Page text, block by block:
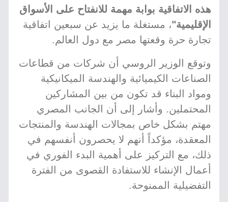
هذه الاتفاقية بوابة مهمة للانفتاح على الأسواق
الإقليمية"، مستغلة ما يزيد عن سبعين اتفاقية
تجارة حرة وقعتها مصر مع دول العالم.
وتوقع الوزير الروسي أن شركات من قطاعات
الصناعات الكيميائية والهندسة الميكانيكية
ومواد البناء قد تكون من بين المشاركين
المحتملين. وأشار إلى أن الجانب المصري
مهتم بشكل خاص بمجالات الهندسة والمنتجات
المعقدة، مؤكداً أنهم لا يحصرون أنفسهم في
ذلك، مع التركيز على أهمية البدء الفوري في
أعمال الإنشاء للاستفادة القصوى من الفترة
التفضيلية الممنوحة.